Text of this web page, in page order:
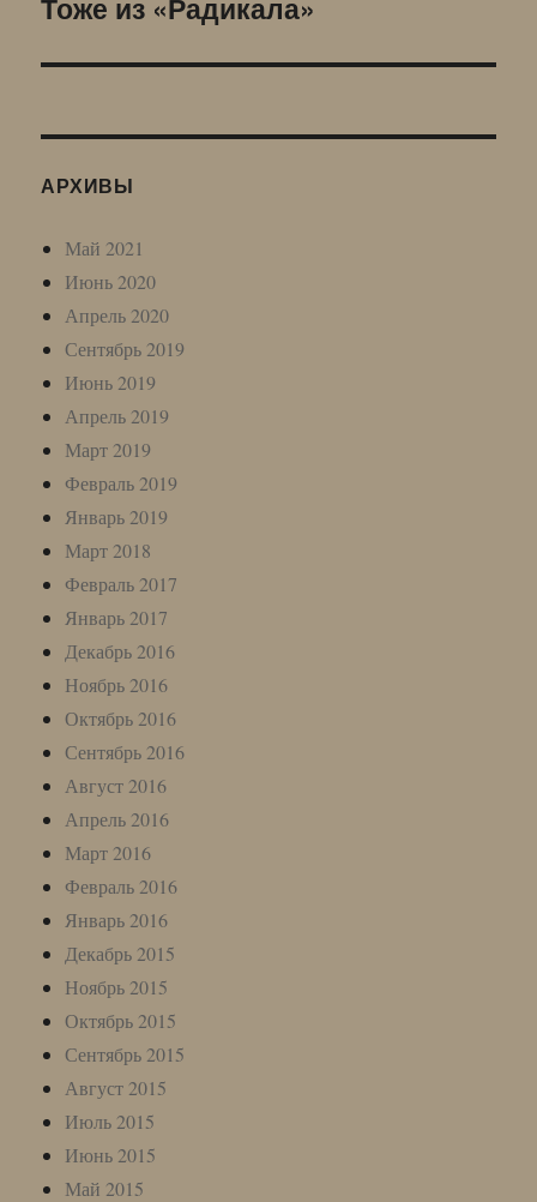
Следующая
АРХИВЫ
Май 2021
Июнь 2020
Апрель 2020
Сентябрь 2019
Июнь 2019
Апрель 2019
Март 2019
Февраль 2019
Январь 2019
Март 2018
Февраль 2017
Январь 2017
Декабрь 2016
Ноябрь 2016
Октябрь 2016
Сентябрь 2016
Август 2016
Апрель 2016
Март 2016
Февраль 2016
Январь 2016
Декабрь 2015
Ноябрь 2015
Октябрь 2015
Сентябрь 2015
Август 2015
Июль 2015
Июнь 2015
Май 2015